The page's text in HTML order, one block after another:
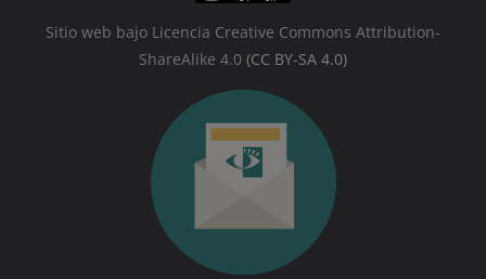
Sitio web bajo Licencia Creative Commons Attribution-
ShareAlike 4.0 (CC BY-SA 4.0)